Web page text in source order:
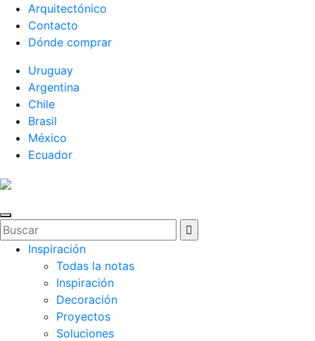
Arquitectónico
Contacto
Dónde comprar
Uruguay
Argentina
Chile
Brasil
México
Ecuador
Inspiración
Todas la notas
Inspiración
Decoración
Proyectos
Soluciones